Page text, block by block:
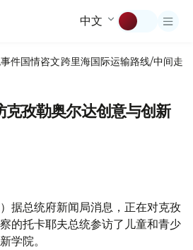
中文
事件国情咨文跨里海国际运输路线/中间走廊
克孜勒奥尔达创意与创新
）据总统府新闻局消息，正在对克孜
的托卡耶夫总统参访了儿童和青少
学院。